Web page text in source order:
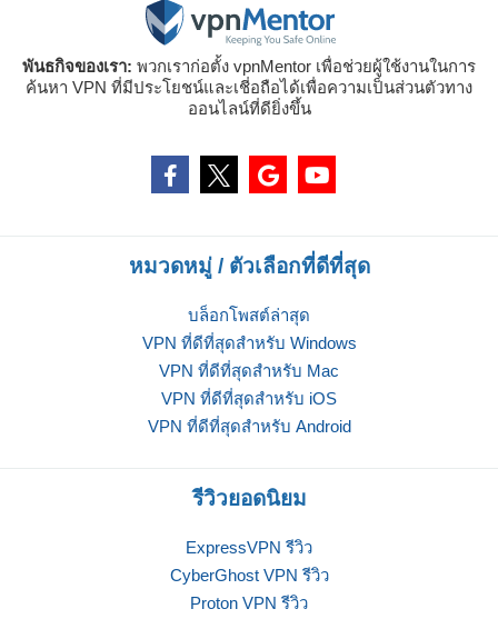
พันธกิจของเรา: พวกเราก่อตั้ง vpnMentor เพื่อช่วยผู้ใช้งานในการ
ค้นหา VPN ที่มีประโยชน์และเชี่อถือได้เพื่อความเป็นส่วนตัวทาง
ออนไลน์ที่ดียิ่งขึ้น
หมวดหมู่ / ตัวเลือกที่ดีที่สุด
บล็อกโพสต์ล่าสุด
VPN ที่ดีที่สุดสำหรับ Windows
VPN ที่ดีที่สุดสำหรับ Mac
VPN ที่ดีที่สุดสำหรับ iOS
VPN ที่ดีที่สุดสำหรับ Android
รีวิวยอดนิยม
ExpressVPN รีวิว
CyberGhost VPN รีวิว
Proton VPN รีวิว